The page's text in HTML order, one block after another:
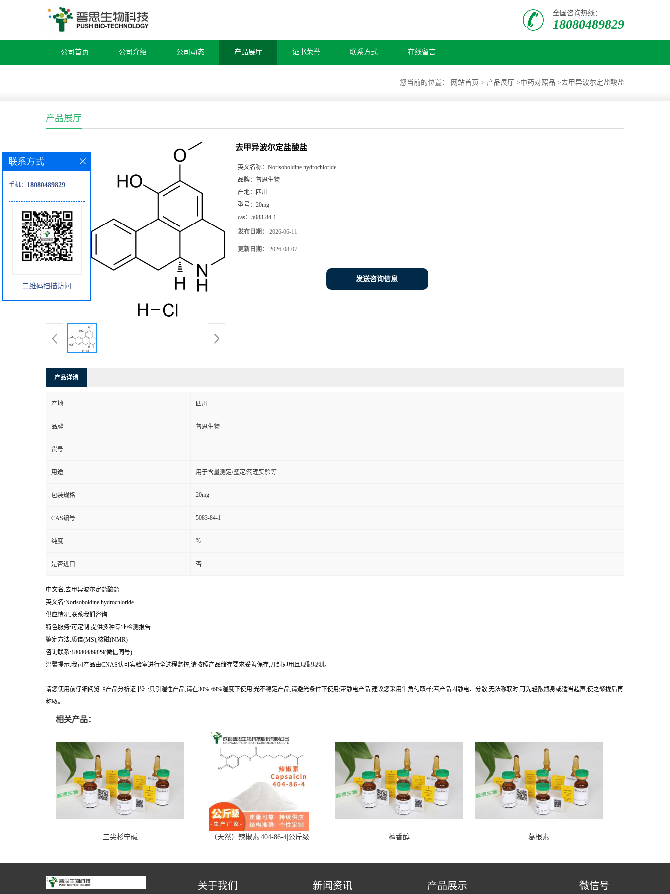
全国咨询热线：
18080489829
公司首页 公司介绍 公司动态 产品展厅 证书荣誉 联系方式 在线留言
您当前的位置： 网站首页 > 产品展厅 >中药对照品 >去甲异波尔定盐酸盐
产品展厅
去甲异波尔定盐酸盐
英文名称： Norisoboldine hydrochloride
品牌： 普思生物
产地：
四川
型号： 20mg
cas： 5083-84-1
发布日期： 2026-06-11
更新日期： 2026-08-07
发送咨询信息
产品详请
产地 四川
品牌 普思生物
货号
用途 用于含量测定/鉴定/药理实验等
包装规格 20mg
CAS编号 5083-84-1
纯度 %
是否进口 否
中文名:去甲异波尔定盐酸盐
英文名:Norisoboldine hydrochloride
供应情况:联系我们咨询
特色服务:可定制,提供多种专业检测报告
鉴定方法:质谱(MS),核磁(NMR)
咨询联系:18080489829(微信同号)
温馨提示:我司产品由CNAS认可实验室进行全过程监控,请按照产品储存要求妥善保存,开封即用且现配现测。
请您使用前仔细阅览《产品分析证书》:具引湿性产品,请在30%-69%湿度下使用;光不稳定产品,请避光条件下使用;带静电产品,建议您采用牛角勺取样;若产品因静电、分散,无法称取时,可先轻敲瓶身或适当超声,使之聚拢后再
称取。
相关产品：
三尖杉宁碱 （天然）辣椒素|404-86-4|公斤级 檀香醇 葛根素
联系方式
手机： 18080489829
二维码扫描访问
关于我们 新闻资讯 产品展示 微信号